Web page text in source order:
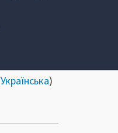
Українська)